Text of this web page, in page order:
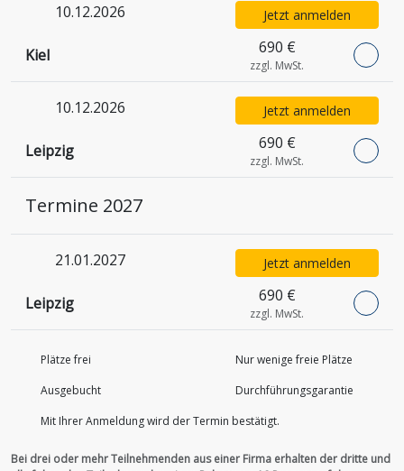
10.12.2026
Kiel 690 €
zzgl. MwSt.
Jetzt anmelden
10.12.2026
Leipzig 690 €
zzgl. MwSt.
Jetzt anmelden
Termine 2027
21.01.2027
Leipzig 690 €
zzgl. MwSt.
Jetzt anmelden
Plätze frei
Nur wenige freie Plätze
Ausgebucht
Durchführungs­garantie
Mit Ihrer Anmeldung wird der Termin bestätigt.
Bei drei oder mehr Teilnehmenden aus einer Firma erhalten der dritte und